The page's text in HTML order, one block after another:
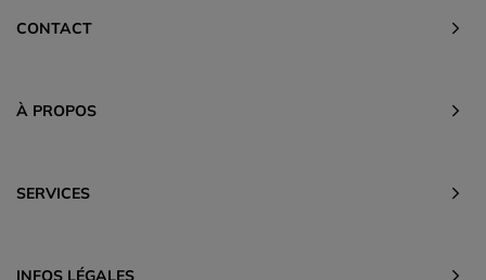
CONTACT
À PROPOS
SERVICES
INFOS LÉGALES